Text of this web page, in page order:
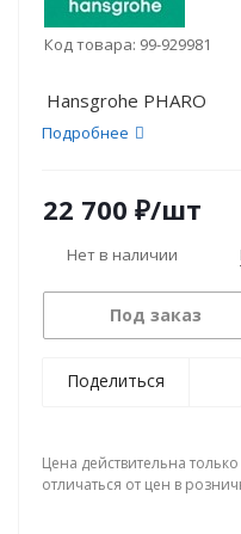
Код товара: 99-929981
Hansgrohe PHARO
Подробнее
22 700 ₽/шт
Нет в наличии
Под заказ
Поделиться
Цена действительна
отличаться от цен в